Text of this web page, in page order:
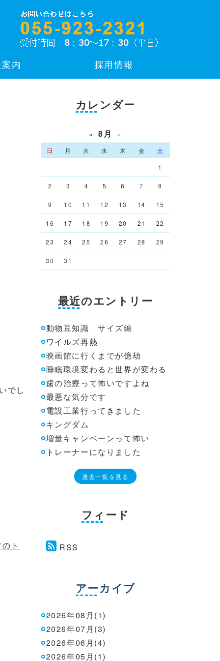
内 採用情報
でし
ト
カレンダー
« 8月 »
日 月 火 水 木 金
土
1
2 3 4 5 6 7 8
9 10 11 12 13 14 15
16 17 18 19 20 21 22
23 24 25 26 27 28 29
30 31
最近のエントリー
動物豆知識 サイズ編
ワイルズ再熱
映画館に行くまでが億劫
睡眠環境変わると世界が変わる
歯の治療って怖いですよね
最悪な気分です
電設工業行ってきました
キングダム
増量キャンペーンって怖い
トレーナーになりました
過去一覧を見る
フィード
RSS
アーカイブ
2026年08月(1)
2026年07月(3)
2026年06月(4)
2026年05月(1)